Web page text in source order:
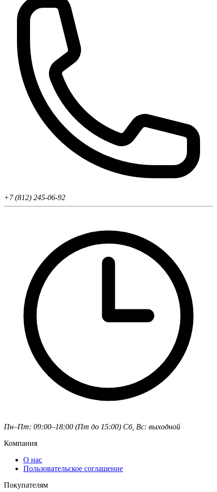
+7 (812) 245-06-92
Пн–Пт: 09:00–18:00 (Пт до 15:00) Сб, Вс: выходной
Компания
О нас
Пользовательское соглашение
Покупателям